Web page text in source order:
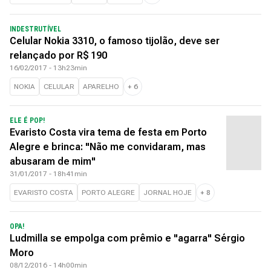
INDESTRUTÍVEL
Celular Nokia 3310, o famoso tijolão, deve ser
relançado por R$ 190
16/02/2017 - 13h23min
NOKIA CELULAR APARELHO + 6
ELE É POP!
Evaristo Costa vira tema de festa em Porto
Alegre e brinca: "Não me convidaram, mas
abusaram de mim"
31/01/2017 - 18h41min
EVARISTO COSTA PORTO ALEGRE JORNAL HOJE + 8
OPA!
Ludmilla se empolga com prêmio e "agarra" Sérgio
Moro
08/12/2016 - 14h00min